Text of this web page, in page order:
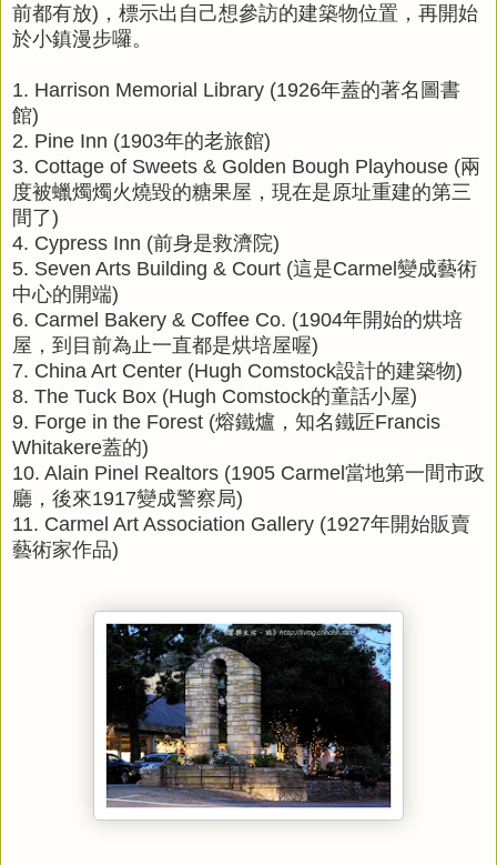
前都有放)，標示出自己想參訪的建築物位置，再開始
於小鎮漫步囉。
1. Harrison Memorial Library (1926年蓋的著名圖書
館)
2. Pine Inn (1903年的老旅館)
3. Cottage of Sweets & Golden Bough Playhouse (兩
度被蠟燭燭火燒毀的糖果屋，現在是原址重建的第三
間了)
4. Cypress Inn (前身是救濟院)
5. Seven Arts Building & Court (這是Carmel變成藝術
中心的開端)
6. Carmel Bakery & Coffee Co. (1904年開始的烘培
屋，到目前為止一直都是烘培屋喔)
7. China Art Center (Hugh Comstock設計的建築物)
8. The Tuck Box (Hugh Comstock的童話小屋)
9. Forge in the Forest (熔鐵爐，知名鐵匠Francis
Whitakere蓋的)
10. Alain Pinel Realtors (1905 Carmel當地第一間市政
廳，後來1917變成警察局)
11. Carmel Art Association Gallery (1927年開始販賣
藝術家作品)